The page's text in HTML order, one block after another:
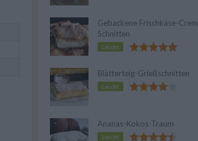
Gebackene Frischkäse-
Schnitten
Leicht
Blätterteig-Grießschnitten
Leicht
Ananas-Kokos-Traum
Leicht